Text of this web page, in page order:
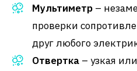
Мультиметр –
проверки
друг любого
Отвертка – узкая